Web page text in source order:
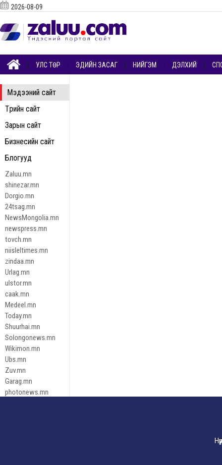
Мэдээний сайт
Төрийн сайт
Зарын сайт
Бизнесийн сайт
Блогууд
Zaluu.mn
shinezar.mn
Dorgio.mn
24tsag.mn
NewsMongolia.mn
newspress.mn
tovch.mn
niisleltimes.mn
zindaa.mn
Urlag.mn
ulstor.mn
caak.mn
Medeel.mn
Today.mn
Shuurhai.mn
Solongonews.mn
Wikimon.mn
Ubs.mn
Zuv.mn
Garag.mn
photonews.mn
2026-08-09
УЛС ТӨР ЭДИЙН ЗАСАГ НИЙГЭМ ДЭЛХИЙ